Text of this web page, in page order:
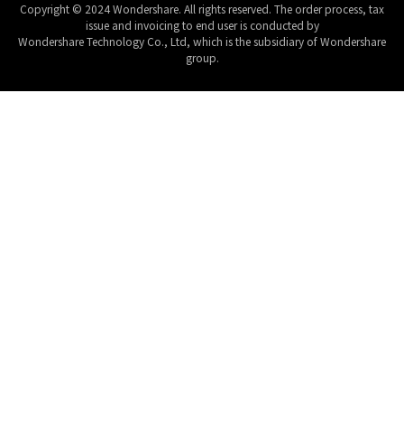
Copyright © 2024 Wondershare. All rights reserved. The order process, tax
issue and invoicing to end user is conducted by
Wondershare Technology Co., Ltd, which is the subsidiary of Wondershare
group.